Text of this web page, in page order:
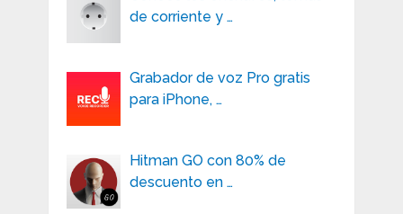
de corriente y …
Grabador de voz Pro gratis
para iPhone, …
Hitman GO con 80% de
descuento en …